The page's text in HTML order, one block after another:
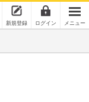
新規登録 ログイン メニュー